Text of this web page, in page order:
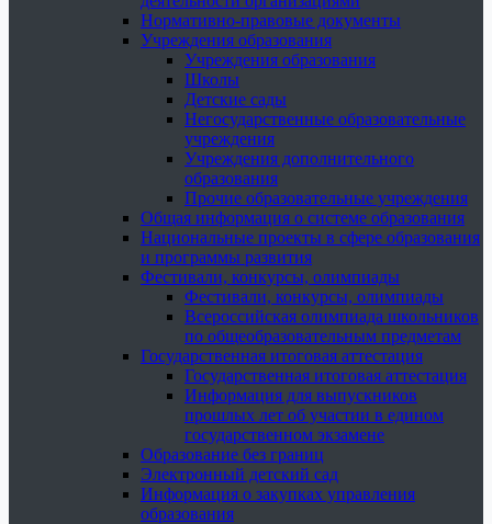
Нормативно-правовые документы
Учреждения образования
Учреждения образования
Школы
Детские сады
Негосударственные образовательные
учреждения
Учреждения дополнительного
образования
Прочие образовательные учреждения
Общая информация о системе образования
Национальные проекты в сфере образования
и программы развития
Фестивали, конкурсы, олимпиады
Фестивали, конкурсы, олимпиады
Всероссийская олимпиада школьников
по общеобразовательным предметам
Государственная итоговая аттестация
Государственная итоговая аттестация
Информация для выпускников
прошлых лет об участии в едином
государственном экзамене
Образование без границ
Электронный детский сад
Информация о закупках управления
образования